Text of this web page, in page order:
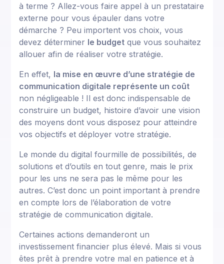
à terme ? Allez-vous faire appel à un prestataire
externe pour vous épauler dans votre
démarche ? Peu importent vos choix, vous
devez déterminer le budget que vous souhaitez
allouer afin de réaliser votre stratégie.
En effet, la mise en œuvre d’une stratégie de
communication digitale représente un coût
non négligeable ! Il est donc indispensable de
construire un budget, histoire d’avoir une vision
des moyens dont vous disposez pour atteindre
vos objectifs et déployer votre stratégie.
Le monde du digital fourmille de possibilités, de
solutions et d’outils en tout genre, mais le prix
pour les uns ne sera pas le même pour les
autres. C’est donc un point important à prendre
en compte lors de l’élaboration de votre
stratégie de communication digitale.
Certaines actions demanderont un
investissement financier plus élevé. Mais si vous
êtes prêt à prendre votre mal en patience et à